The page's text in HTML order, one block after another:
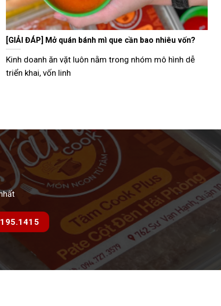
Tư vấn bán bánh mì que vỉa hè từ A–Z hiệu quả nhất
Hiện nay, nhiều người lựa chọn mô hình bán bánh mì
que vỉa hè như